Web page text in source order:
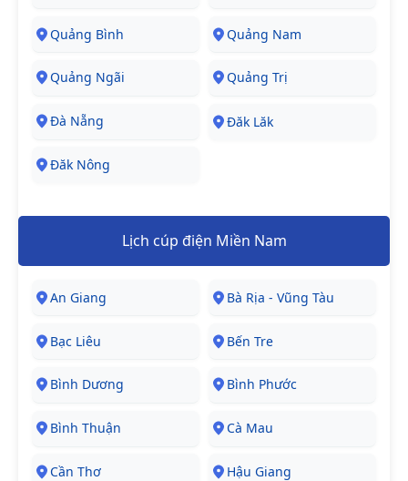
Quảng Bình Quảng Nam
Quảng Ngãi Quảng Trị
Đà Nẵng Đăk Lăk
Đăk Nông
Lịch cúp điện Miền Nam
An Giang Bà Rịa - Vũng Tàu
Bạc Liêu Bến Tre
Bình Dương Bình Phước
Bình Thuận Cà Mau
Cần Thơ Hậu Giang